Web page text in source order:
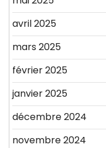
avril 2025
mars 2025
février 2025
janvier 2025
décembre 2024
novembre 2024